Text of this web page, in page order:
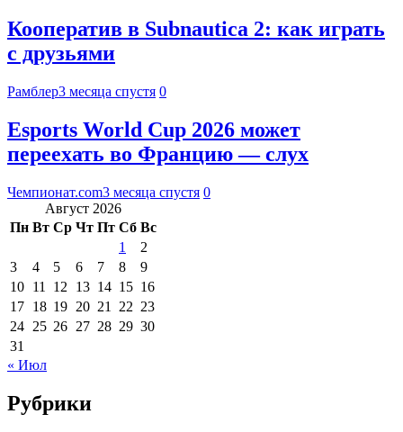
Кооператив в Subnautica 2: как играть
с друзьями
Рамблер3 месяца спустя 0
Esports World Cup 2026 может
переехать во Францию — слух
Чемпионат.com3 месяца спустя 0
Август 2026
Пн Вт Ср Чт Пт Сб Вс
1
2
3
4 5 6 7 8
9
10 11 12 13 14 15 16
17 18 19 20 21 22 23
24 25 26 27 28 29 30
31
« Июл
Рубрики